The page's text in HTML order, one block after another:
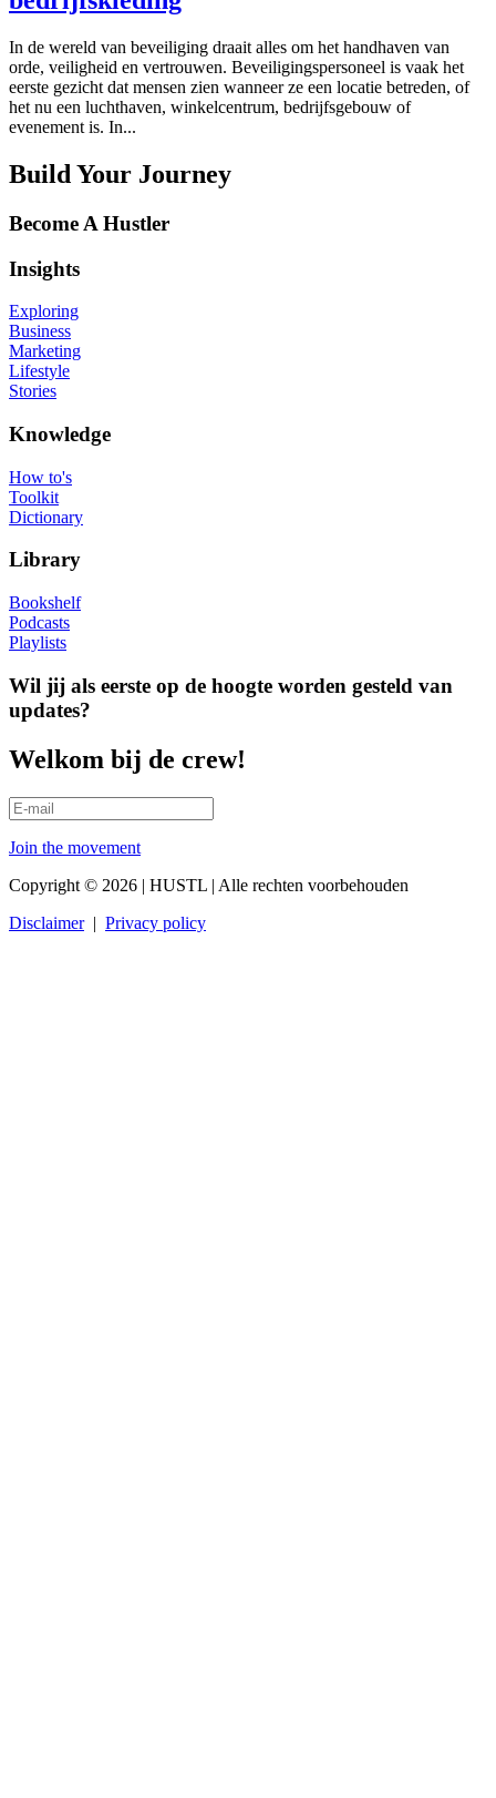
In de wereld van beveiliging draait alles om het handhaven van
orde, veiligheid en vertrouwen. Beveiligingspersoneel is vaak het
eerste gezicht dat mensen zien wanneer ze een locatie betreden, of
het nu een luchthaven, winkelcentrum, bedrijfsgebouw of
evenement is. In...
Build Your Journey
Become A Hustler
Insights
Exploring
Business
Marketing
Lifestyle
Stories
Knowledge
How to's
Toolkit
Dictionary
Library
Bookshelf
Podcasts
Playlists
Wil jij als eerste op de hoogte worden gesteld van
updates?
Welkom bij de crew!
Join the movement
Copyright © 2026 | HUSTL | Alle rechten voorbehouden
Disclaimer| Privacy policy